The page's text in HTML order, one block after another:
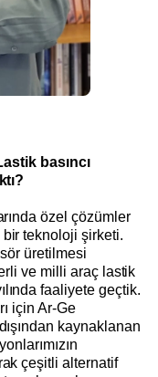
basıncı
özel çözümler
teknoloji şirketi.
üretilmesi
ve milli araç lastik
faaliyete geçtik.
için Ar-Ge
kaynaklanan
çeşitli alternatif